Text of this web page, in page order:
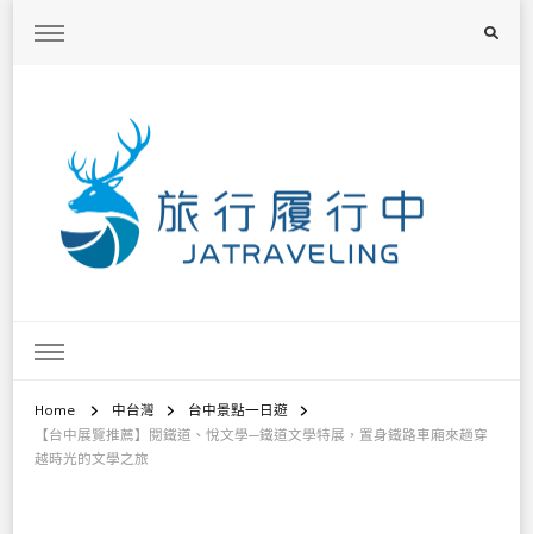
Home 中台灣
台中景點一日遊
【台中展覽推薦】閱鐵道、悅文學─鐵道文學特展，置身鐵路車廂來趟穿
越時光的文學之旅